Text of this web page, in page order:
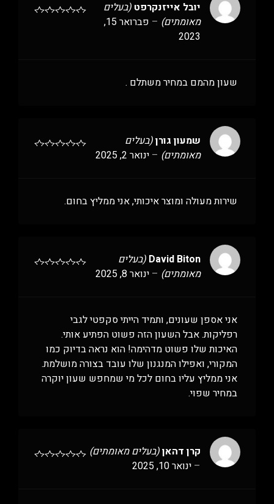
יובל אייזנקרפט (בעלים
מאומתים) –
פברואר 15,
2023
שעון מהמם במחיר משתלם .
שמעון גורן(בעלים
מאומתים) – ינואר 2, 2025
שירות מעולה ומוצר איכותי, אני ממליץ בחום.
David Biton (בעלים
מאומתים) – ינואר 8, 2025
אני אספן שעונים, ותמיד הייתי סקפטי לגבי
רפליקות. אבל השעון הזה פשוט הפתיע אותי.
האיכות שלו פשוט מדהימה! הוא נראה בדיוק כמו
המקורי, ואפילו המנגנון שלו עובד בצורה מושלמת.
אני ממליץ עליו בחום לכל מי שמחפש שעון יוקרה
במחיר שפוי.
קרן דהאן(בעלים מאומתים)
– ינואר 10, 2025